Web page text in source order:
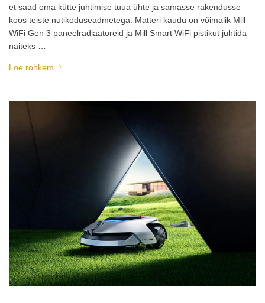
et saad oma kütte juhtimise tuua ühte ja samasse rakendusse
koos teiste nutikoduseadmetega. Matteri kaudu on võimalik Mill
WiFi Gen 3 paneelradiaatoreid ja Mill Smart WiFi pistikut juhtida
näiteks …
Loe rohkem